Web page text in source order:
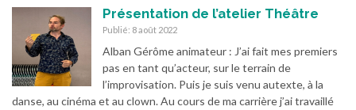
Présentation de l’atelier Théâtre
Publié: 8 août 2022
Alban Gérôme animateur : J’ai fait mes premiers
pas en tant qu’acteur, sur le terrain de
l’improvisation. Puis je suis venu autexte, à la
danse, au cinéma et au clown. Au cours de ma carrière j’ai travaillé